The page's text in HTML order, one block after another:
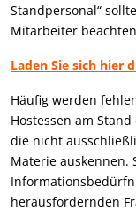
Standpersonal“
Mitarbeiter
Laden Sie sich hier
Häufig werden
Hostessen am
die nicht
Materie auskennen.
herausfordernden